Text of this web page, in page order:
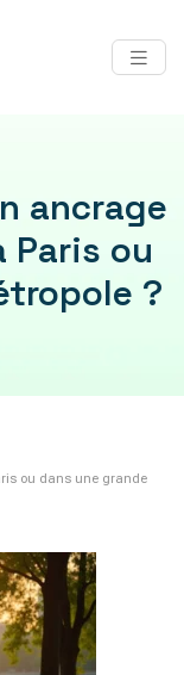
ancrage
ou
?
ou dans une grande